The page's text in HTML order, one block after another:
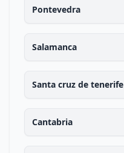
Pontevedra
Salamanca
Santa cruz de tenerife
Cantabria